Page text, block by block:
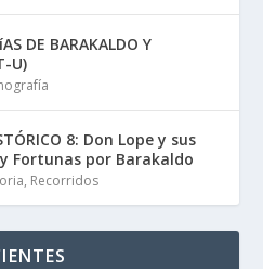
DE BARAKALDO Y
U)
8: Don Lope y sus
Fortunas por Barakaldo
, Recorridos